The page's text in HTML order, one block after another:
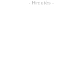
- Hirdetés -